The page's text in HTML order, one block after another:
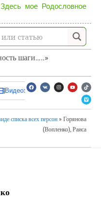
мое Родословное
шаги…..»
Видеозаписи
списка всех персон » Горянова
(Вопленко), Раиса